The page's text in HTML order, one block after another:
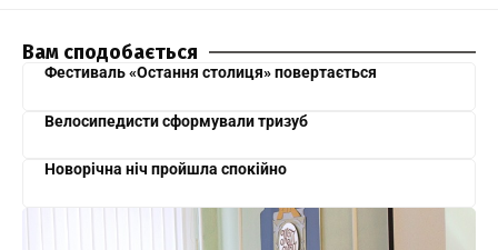
Вам сподобається
Фестиваль «Остання столиця» повертається
Велосипедисти сформували тризуб
Новорічна ніч пройшла спокійно